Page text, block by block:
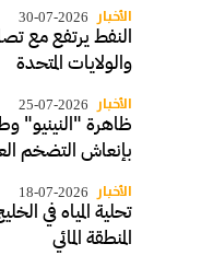
الأخبار 30-07-2026
النفط يرتفع مع
والولايات المتحدة
الأخبار 25-07-2026
ظاهرة "النينيو"
بإنعاش التضخم
الأخبار 18-07-2026
تحلية المياه في
المنطقة المائي